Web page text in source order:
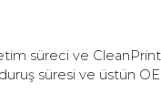
süreci ve
süresi ve üstün